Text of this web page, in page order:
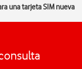
una tarjeta SIM nueva